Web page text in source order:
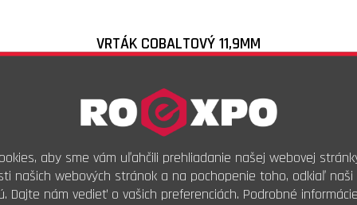
VRTÁK COBALTOVÝ 11,9MM
Skladové číslo:
Objednávkový kód:
19,24€s DPH
16,03
bez DPH
Ks
Kúpiť
aby sme vám uľahčili prehliadanie našej webovej
našich webových stránok a na pochopenie toho, odkiaľ naši
Dajte nám vedieť o vašich preferenciách. Podrobné